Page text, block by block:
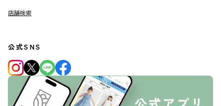
店舗検索
公式SNS